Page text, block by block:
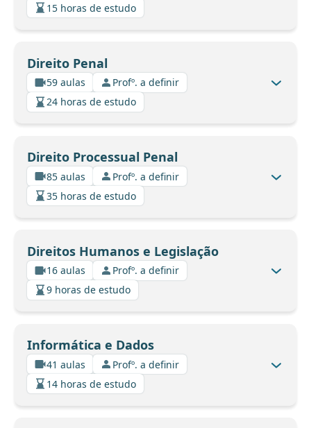
15 horas de estudo
Direito Penal
59 aulas
Profº. a definir
24 horas de estudo
Direito Processual Penal
85 aulas
Profº. a definir
35 horas de estudo
Direitos Humanos e Legislação
16 aulas
Profº. a definir
9 horas de estudo
Informática e Dados
41 aulas
Profº. a definir
14 horas de estudo